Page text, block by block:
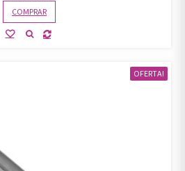
COMPRAR
OFERTA!